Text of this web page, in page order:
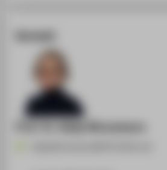
Kontakt
Prof. Dr. Katja Ninnemann
ÜBER DIE HTW BERLIN